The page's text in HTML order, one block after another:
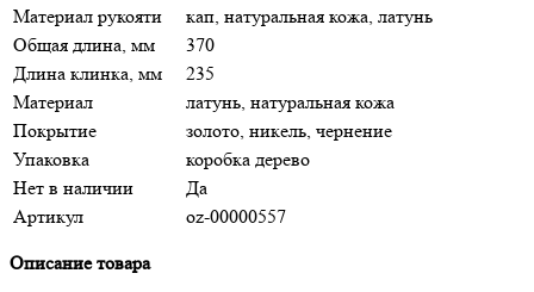
Материал рукояти
кап, натуральная кожа, латунь
Общая длина, мм
370
Длина клинка, мм
235
Материал
латунь, натуральная кожа
Покрытие
золото, никель, чернение
Упаковка
коробка дерево
Нет в наличии
Да
Артикул
oz-00000557
Описание товара